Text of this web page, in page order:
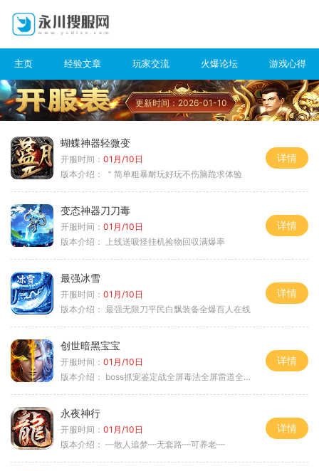
主页 经验文章 玩家交流 火爆论坛 游戏心得
更新时间：2026-01-10
蝴蝶神器轻微变
开服时间： 01月/10日
版本介绍：
＂简单粗暴耐玩好玩不伤脑跪求体验
详情
变态神器刀刀毒
开服时间： 01月/10日
版本介绍：
上线送吸怪挂机捡物回収满爆率
详情
最强冰雪
开服时间： 01月/10日
版本介绍： 最强无限刀平民白飘装备全爆百人在线
详情
创世暗黑宝宝
开服时间： 01月/10日
版本介绍： boss抓宠鉴定战全屏毒法全屏雷道全屏狗
详情
永夜神行
开服时间： 01月/10日
版本介绍： ┉散人追梦┉无套路┉可养老┉
详情